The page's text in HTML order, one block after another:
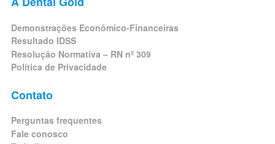
Demonstrações Econômico-Financeiras
Resultado IDSS
Resolução Normativa – RN nº 309
Política de Privacidade
Contato
Perguntas frequentes
Fale conosco